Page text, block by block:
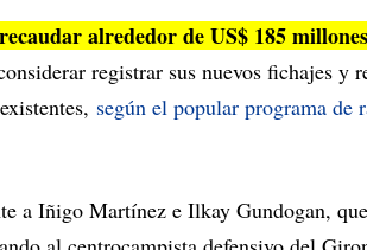
alrededor de US$ 185
registrar sus nuevos fichajes y
según el popular programa de
a Iñigo Martínez e Ilkay Gundogan,